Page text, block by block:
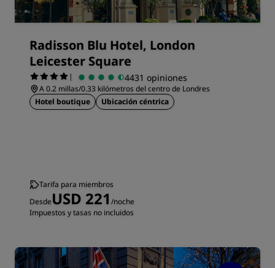
Radisson Blu Hotel, London
Leicester Square
| 4431 opiniones
A 0.2 millas/0.33 kilómetros del centro de Londres
Hotel boutique
Ubicación céntrica
Tarifa para miembros
DesdeUSD 221 /noche
Impuestos y tasas no incluidos